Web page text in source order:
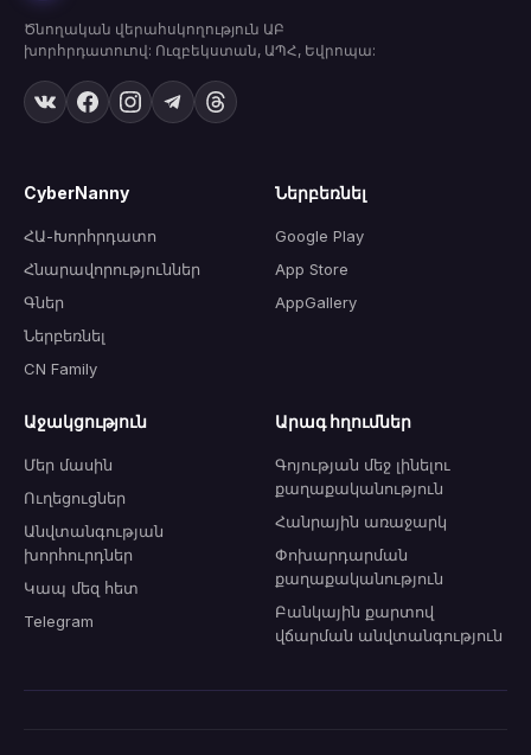
Ծնողական վերահսկողություն ԱԲ
խորհրդատուով: Ուզբեկստան, ԱՊՀ, Եվրոպա:
CyberNanny
ՀԱ-Խորհրդատո
Հնարավորություններ
Գներ
Ներբեռնել
CN Family
Ներբեռնել
Google Play
App Store
AppGallery
Աջակցություն
Մեր մասին
Ուղեցուցներ
Անվտանգության
խորհուրդներ
Կապ մեզ հետ
Telegram
Արագ հղումներ
Գոյության մեջ լինելու
քաղաքականություն
Հանրային առաջարկ
Փոխարդարման
քաղաքականություն
Բանկային քարտով
վճարման անվտանգություն